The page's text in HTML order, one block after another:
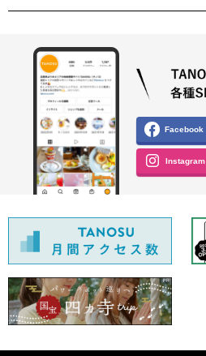
Facebook
Instagram